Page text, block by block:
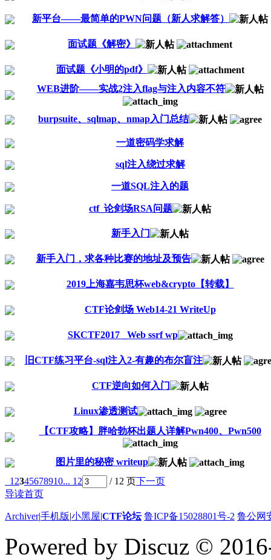
新平台——最简单的PWN问题（新人求解答）
面试题《解密》
面试题《小明的pdf》
WEB进阶——实战2注入flag与注入内容不符
burpsuite、sqlmap、nmap入门总结
一道密码学求解
sql注入绕过求解
一道SQL注入的题
ctf_论剑场RSA问题
新手入门
新手入门，求各种比赛的地址及预告
2019上海嘉韦思杯web&crypto【转载】
CTF论剑场 Web14-21 WriteUp
SKCTF2017 _Web ssrf wp
旧CTF练习平台-sql注入2-有趣的布尔盲注
CTF逆向如何入门
Linux渗透测试
【CTF攻略】胖哈勃杯出题人详解Pwn400、Pwn500
图片里的秘密 writeup
1 2345678910... 12 / 12 页下一页
导读首页
Archiver|手机版|小黑屋|CTF论坛 鲁ICP备15028801号-2 鲁公网
Powered by Discuz ©